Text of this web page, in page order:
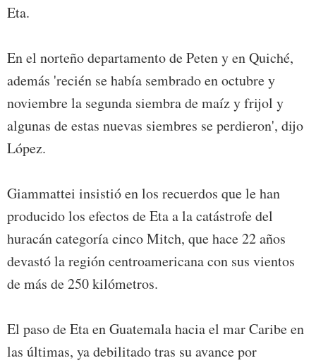
Eta.
En el norteño departamento de Peten y en Quiché,
además 'recién se había sembrado en octubre y
noviembre la segunda siembra de maíz y frijol y
algunas de estas nuevas siembres se perdieron', dijo
López.
Giammattei insistió en los recuerdos que le han
producido los efectos de Eta a la catástrofe del
huracán categoría cinco Mitch, que hace 22 años
devastó la región centroamericana con sus vientos
de más de 250 kilómetros.
El paso de Eta en Guatemala hacia el mar Caribe en
las últimas, ya debilitado tras su avance por